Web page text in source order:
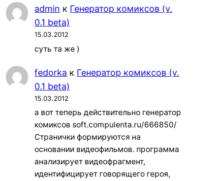
admin к Генератор комиксов (v.
0.1 beta)
15.03.2012
суть та же )
fedorka к Генератор комиксов (v.
0.1 beta)
15.03.2012
а вот теперь действительно генератор
комиксов soft.compulenta.ru/666850/
Странички формируются на
основании видеофильмов. программа
анализирует видеофрагмент,
идентифицирует говорящего героя,